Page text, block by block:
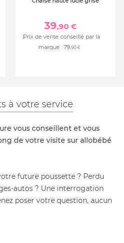
39,90 €
Prix de vente conseillé par la
marque : 79,90 €
à votre service
vous conseillent et vous
de votre visite sur allobébé
future poussette ? Perdu
autos ? Une interrogation
poser votre question, aucun